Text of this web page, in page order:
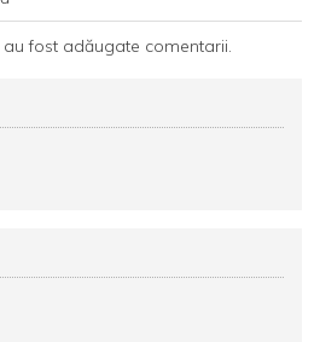
fost adăugate comentarii.